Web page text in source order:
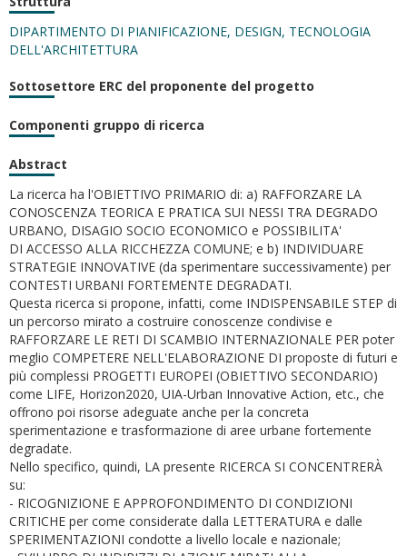
DIPARTIMENTO DI PIANIFICAZIONE, DESIGN, TECNOLOGIA
DELL'ARCHITETTURA
Sottosettore ERC del proponente del progetto
Componenti gruppo di ricerca
Abstract
La ricerca ha l'OBIETTIVO PRIMARIO di: a) RAFFORZARE LA
CONOSCENZA TEORICA E PRATICA SUI NESSI TRA DEGRADO
URBANO, DISAGIO SOCIO ECONOMICO e POSSIBILITA'
DI ACCESSO ALLA RICCHEZZA COMUNE; e b) INDIVIDUARE
STRATEGIE INNOVATIVE (da sperimentare successivamente) per
CONTESTI URBANI FORTEMENTE DEGRADATI.
Questa ricerca si propone, infatti, come INDISPENSABILE STEP di
un percorso mirato a costruire conoscenze condivise e
RAFFORZARE LE RETI DI SCAMBIO INTERNAZIONALE PER poter
meglio COMPETERE NELL'ELABORAZIONE DI proposte di futuri e
più complessi PROGETTI EUROPEI (OBIETTIVO SECONDARIO)
come LIFE, Horizon2020, UIA-Urban Innovative Action, etc., che
offrono poi risorse adeguate anche per la concreta
sperimentazione e trasformazione di aree urbane fortemente
degradate.
Nello specifico, quindi, LA presente RICERCA SI CONCENTRERÀ
su:
- RICOGNIZIONE E APPROFONDIMENTO DI CONDIZIONI
CRITICHE per come considerate dalla LETTERATURA e dalle
SPERIMENTAZIONI condotte a livello locale e nazionale;